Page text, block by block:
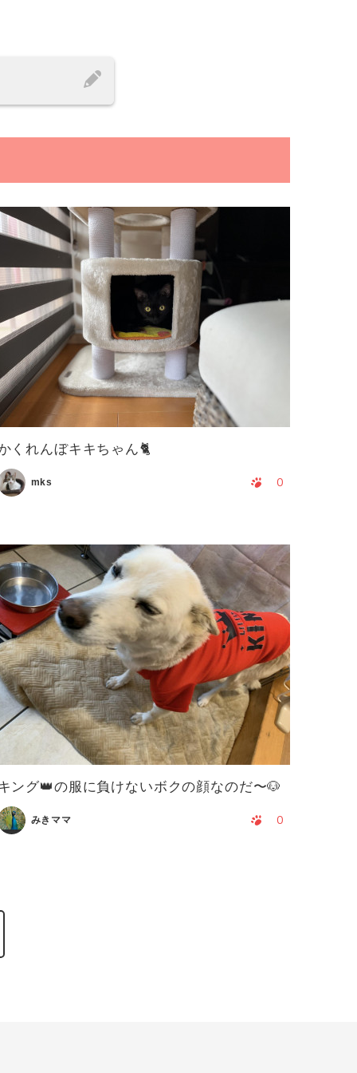
くれんぼキキちゃん🐈
mks 0
ング👑の服に負けないボクの顔なのだ〜🐶
みきママ 0